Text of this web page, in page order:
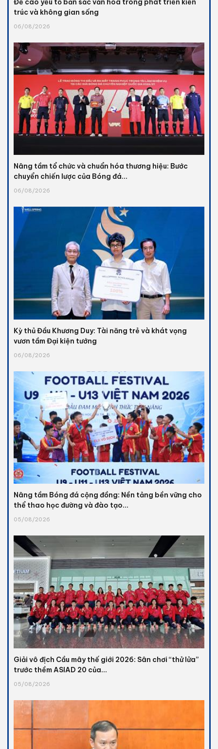
trúc và không gian sống
06/08/2026
Nâng tầm tổ chức và chuẩn hóa thương hiệu: Bước
chuyển chiến lược của Bóng đá...
06/08/2026
Kỳ thủ Đầu Khương Duy: Tài năng trẻ và khát vọng
vươn tầm Đại kiện tướng
06/08/2026
Nâng tầm Bóng đá cộng đồng: Nền tảng bền vững cho
thể thao học đường và đào tạo...
05/08/2026
Giải vô địch Cầu mây thế giới 2026: Sân chơi “thử lửa”
trước thềm ASIAD 20 của...
05/08/2026